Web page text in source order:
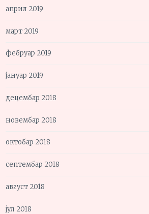
април 2019
март 2019
фебруар 2019
јануар 2019
децембар 2018
новембар 2018
октобар 2018
септембар 2018
август 2018
јул 2018